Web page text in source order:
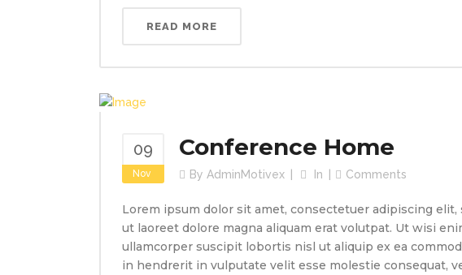
READ MORE
09
Nov
Conference Home
By AdminMotivex In Comments
Lorem ipsum dolor sit amet, consectetuer adipiscing
ut laoreet dolore magna aliquam erat volutpat. Ut wisi
ullamcorper suscipit lobortis nisl ut aliquip ex ea
in hendrerit in vulputate velit esse molestie consequat,